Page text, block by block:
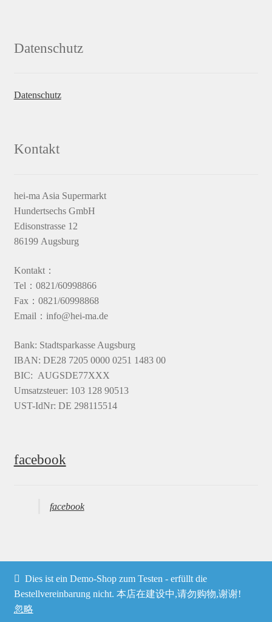
Datenschutz
Datenschutz
Kontakt
hei-ma Asia Supermarkt
Hundertsechs GmbH
Edisonstrasse 12
86199 Augsburg
Kontakt：
Tel：0821/60998866
Fax：0821/60998868
Email：info@hei-ma.de
Bank: Stadtsparkasse Augsburg
IBAN: DE28 7205 0000 0251 1483 00
BIC: AUGSDE77XXX
Umsatzsteuer: 103 128 90513
UST-IdNr: DE 298115514
facebook
facebook
© Heima online 2026
Dies ist ein Demo-Shop zum Testen - erfüllt die
Bestellvereinbarung nicht. 本店在建设中,请勿购物,谢谢!
忽略